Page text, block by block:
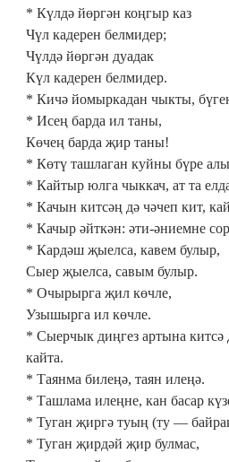
* Күлдә йөргән коңгыр каз
Чүл кадерен белмидер;
Чүлдә йөргән дуадак
Күл кадерен белмидер.
* Кичә йомыркадан чыкты,
* Исең барда ил таны,
Көчең барда җир таны!
* Көтү ташлаган куйны бүре
* Кайтыр юлга чыккач, ат та
* Качын китсәң дә чәчеп кит,
* Качыр әйткән: әти-әниемне
* Кардәш җыелса, кавем булыр,
Сыер җыелса, савым булыр.
* Очырырга җил көчле,
Узышырга ил көчле.
* Сыерчык диңгез артына китсә
кайта.
* Таянма билеңә, таян илеңә.
* Ташлама илеңне, кан басар
* Туган җиргә туың (ту —
* Туган җирдәй җир булмас,